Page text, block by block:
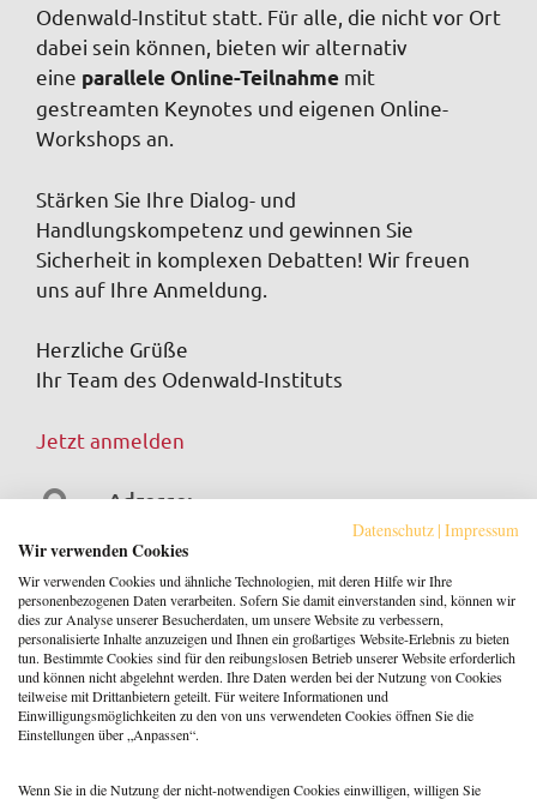
Odenwald-Institut statt. Für alle, die nicht vor Ort
dabei sein können, bieten wir alternativ
eine parallele Online-Teilnahme mit
gestreamten Keynotes und eigenen Online-
Workshops an.
Stärken Sie Ihre Dialog- und
Handlungskompetenz und gewinnen Sie
Sicherheit in komplexen Debatten! Wir freuen
uns auf Ihre Anmeldung.
Herzliche Grüße
Ihr Team des Odenwald-Instituts
Jetzt anmelden
Adresse:
Odenwald-Institut, Tromm 25,
69483 Wald-Michelbach
Zeitraum:
26.06.2026 - 27.06.2026
Datenschutz | Impressum
Wir verwenden Cookies
Wir verwenden Cookies und ähnliche Technologien, mit deren Hilfe wir Ihre
personenbezogenen Daten verarbeiten. Sofern Sie damit einverstanden sind, können wir
dies zur Analyse unserer Besucherdaten, um unsere Website zu verbessern,
personalisierte Inhalte anzuzeigen und Ihnen ein großartiges Website-Erlebnis zu bieten
tun. Bestimmte Cookies sind für den reibungslosen Betrieb unserer Website erforderlich
und können nicht abgelehnt werden. Ihre Daten werden bei der Nutzung von Cookies
teilweise mit Drittanbietern geteilt. Für weitere Informationen und
Einwilligungsmöglichkeiten zu den von uns verwendeten Cookies öffnen Sie die
Einstellungen über „Anpassen“.
Wenn Sie in die Nutzung der nicht-notwendigen Cookies einwilligen, willigen Sie